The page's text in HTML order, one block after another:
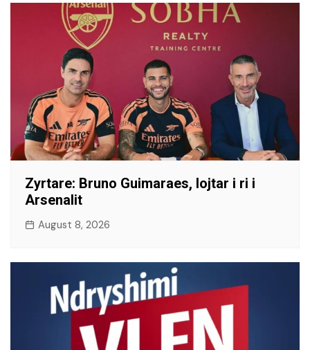
​Zyrtare: Bruno Guimaraes, lojtar i ri i
Arsenalit
August 8, 2026